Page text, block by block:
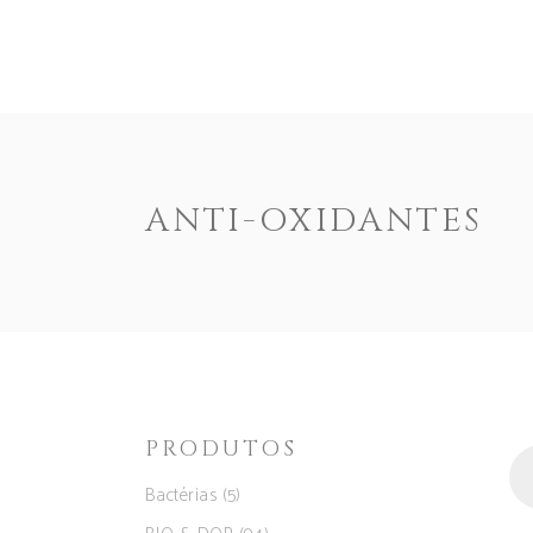
ANTI-OXIDANTES
PRODUTOS
Bactérias (5)